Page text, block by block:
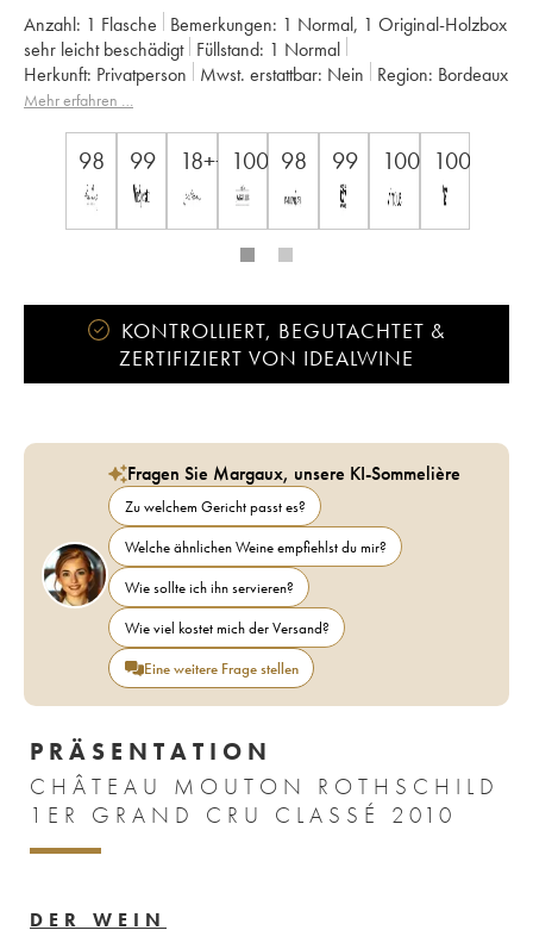
Anzahl: 1 Flasche Bemerkungen: 1 Normal, 1 Original-Holzbox
sehr leicht beschädigt Füllstand: 1 Normal
Herkunft:
privatperson Mwst. erstattbar: nein Region:
Bordeaux
Appellation:
Mehr erfahren …
98 99 18++ 100 98 99 100 100
KONTROLLIERT, BEGUTACHTET &
ZERTIFIZIERT VON IDEALWINE
Fragen Sie Margaux, unsere KI-Sommelière
Zu welchem Gericht passt es?
Welche ähnlichen Weine empfiehlst du mir?
Wie sollte ich ihn servieren?
Wie viel kostet mich der Versand?
Eine weitere Frage stellen
PRÄSENTATION
CHÂTEAU MOUTON ROTHSCHILD
1ER GRAND CRU CLASSÉ 2010
DER WEIN